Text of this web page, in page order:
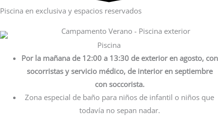
Piscina en exclusiva y espacios reservados
Piscina
Por la mañana de 12:00 a 13:30 de exterior en agosto, con
socorristas y servicio médico, de interior en septiembre
con soccorista.
Zona especial de baño para niños de infantil o niños que
todavía no sepan nadar.